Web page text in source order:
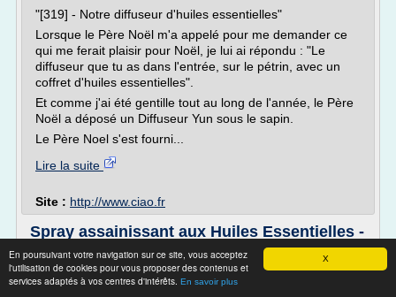
X
En poursuivant votre navigation sur ce site, vous acceptez
l'utilisation de cookies pour vous proposer des contenus et
services adaptés à vos centres d'intérêts. En savoir plus
"[319] - Notre diffuseur d'huiles essentielles"
Lorsque le Père Noël m'a appelé pour me demander ce
qui me ferait plaisir pour Noël, je lui ai répondu : "Le
diffuseur que tu as dans l'entrée, sur le pétrin, avec un
coffret d'huiles essentielles".
Et comme j'ai été gentille tout au long de l'année, le Père
Noël a déposé un Diffuseur Yun sous le sapin.
Le Père Noel s'est fourni...
Lire la suite
Site : http://www.ciao.fr
Spray assainissant aux Huiles Essentielles -
Fleurance ...
Purifiez votre intérieur avec les huiles essentielles